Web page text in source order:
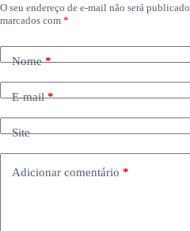
O seu endereço de e-mail não será publicado.
marcados com *
Nome*
E-mail*
Site
Adicionar comentário *